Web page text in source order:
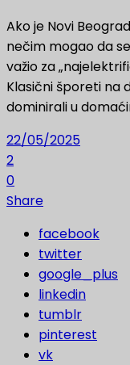
Ako je Novi
nečim mogao da
važio za
Klasični šporeti na
dominirali u
22/05/2025
2
0
Share
facebook
twitter
google_plus
linkedin
tumblr
pinterest
vk